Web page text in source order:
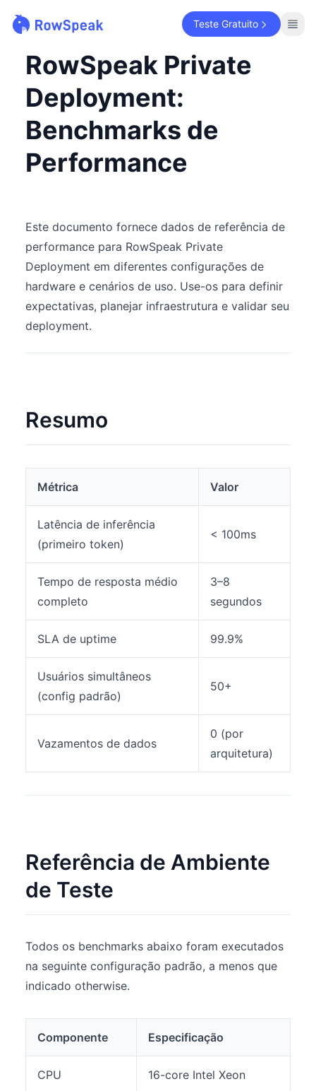
Teste Gratuito
RowSpeak Private
Deployment:
Benchmarks de
Performance
Este documento fornece dados de referência de
performance para RowSpeak Private
Deployment em diferentes configurações de
hardware e cenários de uso. Use-os para definir
expectativas, planejar infraestrutura e validar seu
deployment.
Resumo
Métrica Valor
Latência de inferência
(primeiro token)
< 100ms
Tempo de resposta médio
completo
3–8
segundos
SLA de uptime 99.9%
Usuários simultâneos
(config padrão)
50+
Vazamentos de dados
0 (por
arquitetura)
Referência de Ambiente
de Teste
Todos os benchmarks abaixo foram executados
na seguinte configuração padrão, a menos que
indicado otherwise.
Componente Especificação
CPU 16-core Intel Xeon